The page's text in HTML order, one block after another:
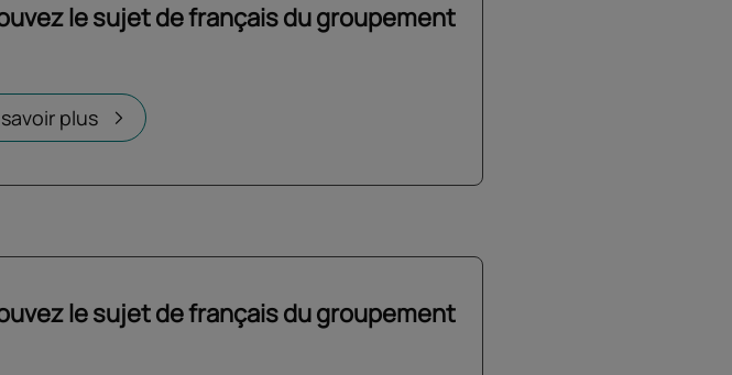
le sujet de français du groupement
plus
dans un nouvel onglet
le sujet de français du groupement